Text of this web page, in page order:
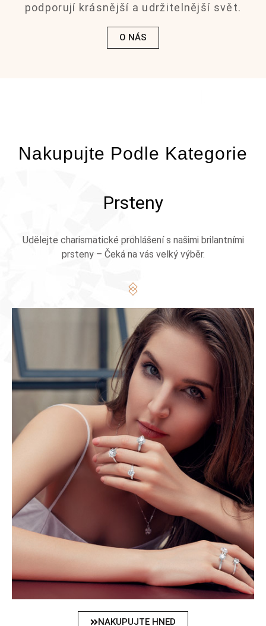
podporují krásnější a udržitelnější svět.
O NÁS
Nakupujte Podle Kategorie
Prsteny
Udělejte charismatické prohlášení s našimi brilantními
prsteny – Čeká na vás velký výběr.
NAKUPUJTE HNED